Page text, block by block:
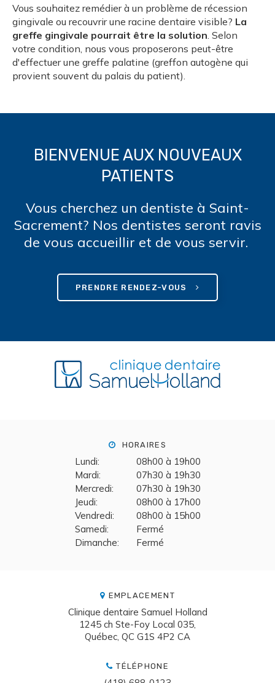
Vous souhaitez remédier à un problème de récession
gingivale ou recouvrir une racine dentaire visible? La
greffe gingivale pourrait être la solution. Selon
votre condition, nous vous proposerons peut-être
d'effectuer une greffe palatine (greffon autogène qui
provient souvent du palais du patient).
BIENVENUE AUX NOUVEAUX
PATIENTS
Vous cherchez un dentiste à Saint-
Sacrement? Nos dentistes seront ravis
de vous accueillir et de vous servir.
PRENDRE RENDEZ-VOUS
HORAIRES
Lundi:
08h00 à 19h00
Mardi:
07h30 à 19h30
Mercredi:
07h30 à 19h30
Jeudi:
08h00 à 17h00
Vendredi:
08h00 à 15h00
Samedi:
Fermé
Dimanche:
Fermé
EMPLACEMENT
Clinique dentaire Samuel Holland
1245 ch Ste-Foy Local 035
Québec QC G1S 4P2 CA
TÉLÉPHONE